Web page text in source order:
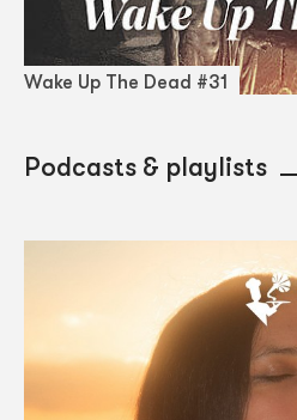
Wake Up The Dead #31
Podcasts & playlists